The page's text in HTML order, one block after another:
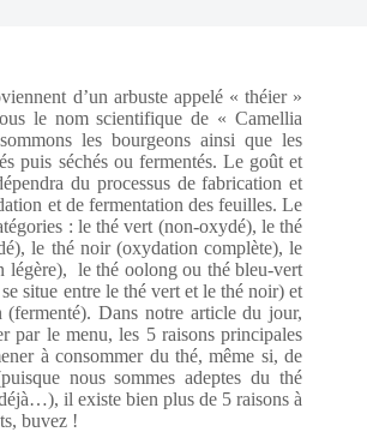
d’un arbuste appelé « théier »
le nom scientifique de « Camellia
les bourgeons ainsi que les
puis séchés ou fermentés. Le goût et
du processus de fabrication et
et de fermentation des feuilles. Le
: le thé vert (non-oxydé), le thé
le thé noir (oxydation complète), le
légère), le thé oolong ou thé bleu-vert
situe entre le thé vert et le thé noir) et
Dans notre article du jour,
par le menu, les 5 raisons principales
à consommer du thé, même si, de
nous sommes adeptes du thé
il existe bien plus de 5 raisons à
buvez !